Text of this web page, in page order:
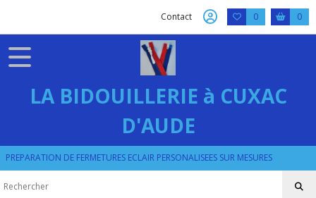
Contact 0 0
LA BIDOUILLERIE à CUXAC
D'AUDE
PREPARATION DE FERMETURES ECLAIR PERSONALISEES SUR MESURES